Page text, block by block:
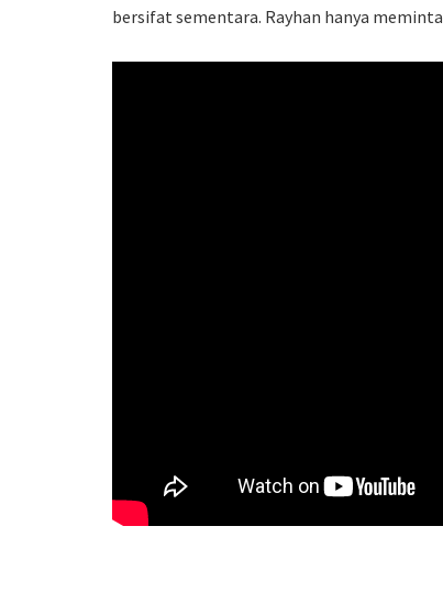
bersifat sementara. Rayhan hanya